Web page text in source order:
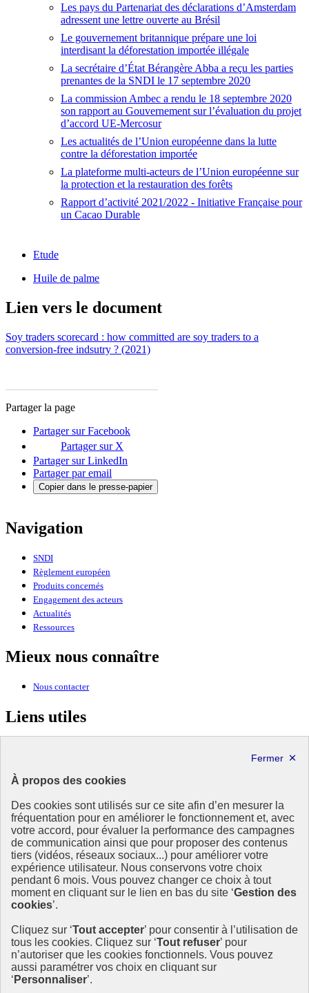
Les pays du Partenariat des déclarations d’Amsterdam
adressent une lettre ouverte au Brésil
Le gouvernement britannique prépare une loi
interdisant la déforestation importée illégale
La secrétaire d’État Bérangère Abba a reçu les parties
prenantes de la SNDI le 17 septembre 2020
La commission Ambec a rendu le 18 septembre 2020
son rapport au Gouvernement sur l’évaluation du projet
d’accord UE-Mercosur
Les actualités de l’Union européenne dans la lutte
contre la déforestation importée
La plateforme multi-acteurs de l’Union européenne sur
la protection et la restauration des forêts
Rapport d’activité 2021/2022 - Initiative Française pour
un Cacao Durable
Etude
Huile de palme
Lien vers le document
Soy traders scorecard : how committed are soy traders to a
conversion-free indsutry ? (2021)
Partager la page
Partager sur Facebook
Partager sur X
Partager sur LinkedIn
Partager par email
Copier dans le presse-papier
Navigation
SNDI
Règlement européen
Produits concernés
Engagement des acteurs
Actualités
Ressources
Mieux nous connaître
Nous contacter
Liens utiles
Négociations internationales sur le climat et la nature
MINISTÈRE
ÉCOLOGIQUE,
DE L'ÉNERGIE, DU CLIMAT
ET DE LA PRÉVENTION
DES RISQUES
Ce site est administré par le Commissariat général au développement
durable (CGDD), direction transversale du ministère de la Transition
écologique et de la Cohésion des territoires (MTECT), en charge du
pilotage de la mise en œuvre de la SNDI. Cette stratégie
l’Économie, de l’Europe et des affaires étrangères et de la
Recherche.
info.gouv.fr- ouvre une nouvelle fenêtre
service-public.fr
À propos des cookies
Des cookies sont utilisés sur ce site afin d’en mesurer la
fréquentation pour en améliorer le fonctionnement et, avec
votre accord, pour évaluer la performance des campagnes
de communication ainsi que pour proposer des contenus
tiers (vidéos, réseaux sociaux...) pour améliorer votre
expérience utilisateur. Nous conservons votre choix
pendant 6 mois. Vous pouvez changer ce choix à tout
moment en cliquant sur le lien en bas du site ‘Gestion des
cookies’.
Cliquez sur ‘Tout accepter’ pour consentir à l’utilisation de
tous les cookies. Cliquez sur ‘Tout refuser’ pour
n’autoriser que les cookies fonctionnels. Vous pouvez
aussi paramétrer vos choix en cliquant sur
‘ Personnaliser’.